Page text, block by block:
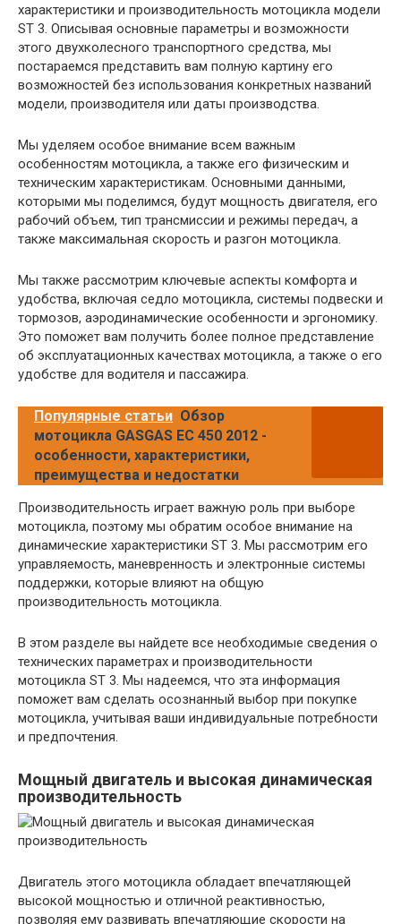
характеристики и производительность мотоцикла модели
ST 3. Описывая основные параметры и возможности
этого двухколесного транспортного средства, мы
постараемся представить вам полную картину его
возможностей без использования конкретных названий
модели, производителя или даты производства.
Мы уделяем особое внимание всем важным
особенностям мотоцикла, а также его физическим и
техническим характеристикам. Основными данными,
которыми мы поделимся, будут мощность двигателя, его
рабочий объем, тип трансмиссии и режимы передач, а
также максимальная скорость и разгон мотоцикла.
Мы также рассмотрим ключевые аспекты комфорта и
удобства, включая седло мотоцикла, системы подвески и
тормозов, аэродинамические особенности и эргономику.
Это поможет вам получить более полное представление
об эксплуатационных качествах мотоцикла, а также о его
удобстве для водителя и пассажира.
Популярные статьи Обзор
мотоцикла GASGAS EC 450 2012 -
особенности, характеристики,
преимущества и недостатки
Производительность играет важную роль при выборе
мотоцикла, поэтому мы обратим особое внимание на
динамические характеристики ST 3. Мы рассмотрим его
управляемость, маневренность и электронные системы
поддержки, которые влияют на общую
производительность мотоцикла.
В этом разделе вы найдете все необходимые сведения о
технических параметрах и производительности
мотоцикла ST 3. Мы надеемся, что эта информация
поможет вам сделать осознанный выбор при покупке
мотоцикла, учитывая ваши индивидуальные потребности
и предпочтения.
Мощный двигатель и высокая динамическая
производительность
Двигатель этого мотоцикла обладает впечатляющей
высокой мощностью и отличной реактивностью,
позволяя ему развивать впечатляющие скорости на